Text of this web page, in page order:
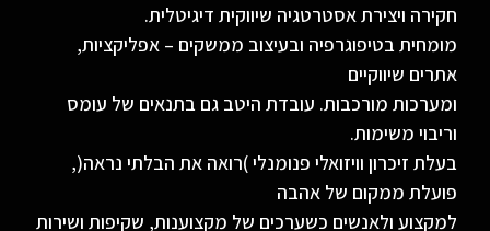
חקירה ויצירת אסטרטגיה שיווקית דיגיטלית.
מומחית בטיפוגרפיה ובעיצוב ממשקים – אפליקציות,
אתרים שיווקיים
ומערכות מורכבות. עובדת היטב גם בתנאים של עומס
וריבוי משימות.
בעלת זיכרון וויזואלי פנומנלי )רואה את הבלתי נראה(,
פועלת ממקום של אהבה
למקצוע ולאנשים כשערכים של מקצוענות, שקיפות ושירות